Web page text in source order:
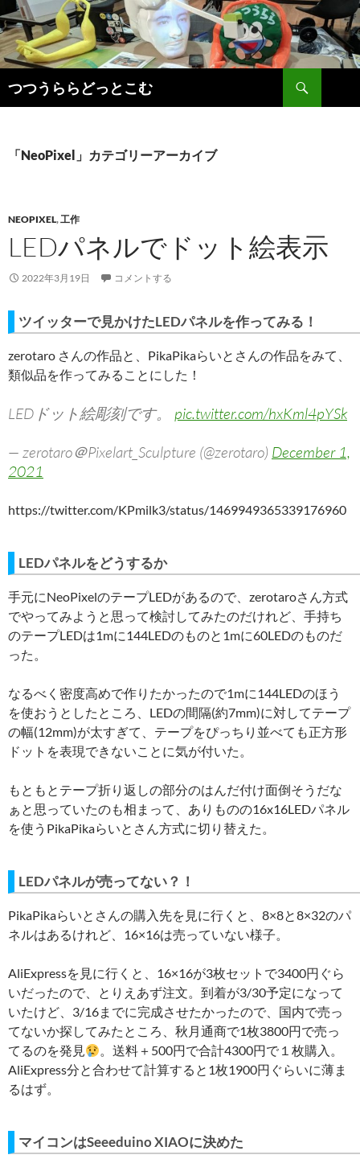
ン
テ
ン
ツ
へ
つつうららどっとこむ
索
「NeoPixel」カテゴリーアーカイブ
NEOPIXEL,工作
LEDパネルでドット絵表示
2022年3月19日 コメントする
ツイッターで見かけたLEDパネルを作ってみる！
zerotaro さんの作品と、PikaPikaらいとさんの作品をみて、
類似品を作ってみることにした！
LEDドット絵彫刻です。 pic.twitter.com/hxKml4pYSk
— zerotaro＠Pixelart_Sculpture (@zerotaro) December 1,
2021
https://twitter.com/KPmilk3/status/1469949365339176960
LEDパネルをどうするか
手元にNeoPixelのテープLEDがあるので、zerotaroさん方式
でやってみようと思って検討してみたのだけれど、手持ち
のテープLEDは1mに144LEDのものと1mに60LEDのものだ
った。
なるべく密度高めで作りたかったので1mに144LEDのほう
を使おうとしたところ、LEDの間隔(約7mm)に対してテープ
の幅(12mm)が太すぎて、テープをぴっちり並べても正方形
ドットを表現できないことに気が付いた。
もともとテープ折り返しの部分のはんだ付け面倒そうだな
ぁと思っていたのも相まって、ありものの16x16LEDパネル
を使うPikaPikaらいとさん方式に切り替えた。
LEDパネルが売ってない？！
PikaPikaらいとさんの購入先を見に行くと、8×8と8×32のパ
ネルはあるけれど、16×16は売っていない様子。
AliExpressを見に行くと、16×16が3枚セットで3400円ぐら
いだったので、とりえあず注文。到着が3/30予定になって
いたけど、3/16までに完成させたかったので、国内で売っ
てないか探してみたところ、秋月通商で1枚3800円で売っ
てるのを発見
。送料＋500円で合計4300円で１枚購入。
AliExpress分と合わせて計算すると1枚1900円ぐらいに薄ま
るはず。
マイコンはSeeeduino XIAOに決めた